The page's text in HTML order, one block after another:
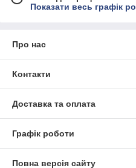
Показати весь графік
Про нас
Контакти
Доставка та оплата
Графік роботи
Повна версія сайту